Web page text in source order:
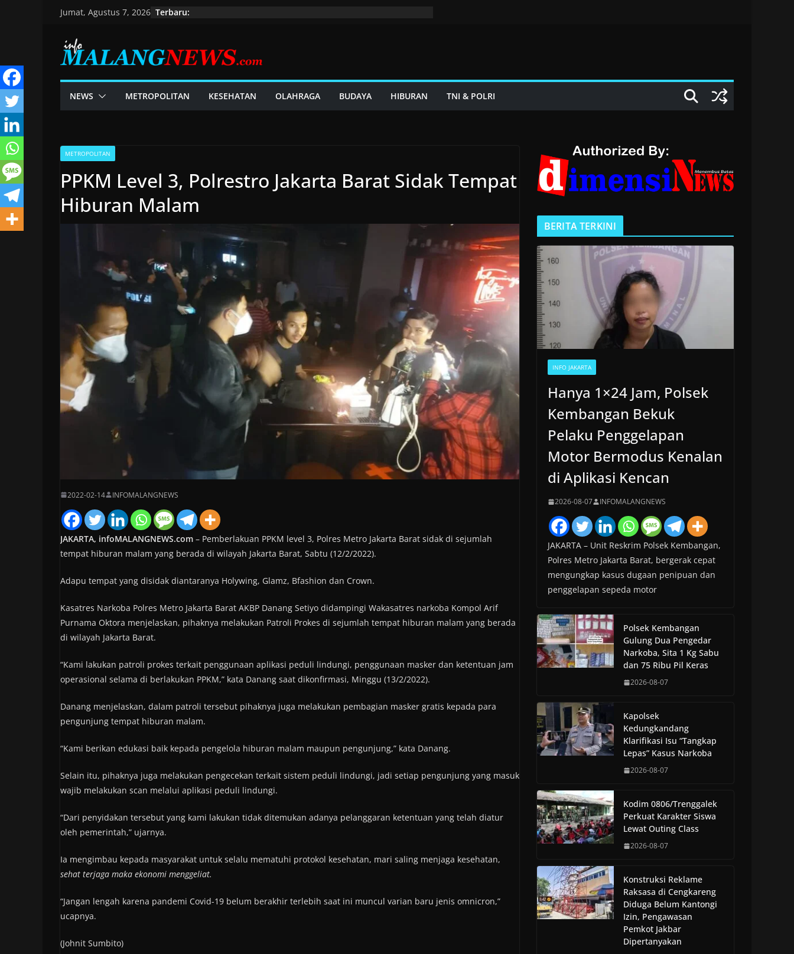
content
Jumat, Agustus 7, 2026 Terbaru:
NEWS METROPOLITAN KESEHATAN OLAHRAGA BUDAYA HIBURAN TNI & POLRI
METROPOLITAN
PPKM Level 3, Polrestro Jakarta Barat Sidak Tempat
Hiburan Malam
2022-02-14 INFOMALANGNEWS
JAKARTA, infoMALANGNEWS.com – Pemberlakuan PPKM level 3, Polres Metro Jakarta Barat sidak di sejumlah
tempat hiburan malam yang berada di wilayah Jakarta Barat, Sabtu (12/2/2022).
Adapu tempat yang disidak diantaranya Holywing, Glamz, Bfashion dan Crown.
Kasatres Narkoba Polres Metro Jakarta Barat AKBP Danang Setiyo didampingi Wakasatres narkoba Kompol Arif
Purnama Oktora menjelaskan, pihaknya melakukan Patroli Prokes di sejumlah tempat hiburan malam yang berada
di wilayah Jakarta Barat.
“Kami lakukan patroli prokes terkait penggunaan aplikasi peduli lindungi, penggunaan masker dan ketentuan jam
operasional selama di berlakukan PPKM,” kata Danang saat dikonfirmasi, Minggu (13/2/2022).
Danang menjelaskan, dalam patroli tersebut pihaknya juga melakukan pembagian masker gratis kepada para
pengunjung tempat hiburan malam.
“Kami berikan edukasi baik kepada pengelola hiburan malam maupun pengunjung,” kata Danang.
Selain itu, pihaknya juga melakukan pengecekan terkait sistem peduli lindungi, jadi setiap pengunjung yang masuk
wajib melakukan scan melalui aplikasi peduli lindungi.
“Dari penyidakan tersebut yang kami lakukan tidak ditemukan adanya pelanggaran ketentuan yang telah diatur
oleh pemerintah,” ujarnya.
Ia mengimbau kepada masyarakat untuk selalu mematuhi protokol kesehatan, mari saling menjaga kesehatan,
sehat terjaga maka ekonomi menggeliat.
“Jangan lengah karena pandemi Covid-19 belum berakhir terlebih saat ini muncul varian baru jenis omnicron,”
ucapnya.
(Johnit Sumbito)
BERITA TERKINI
INFO JAKARTA
Hanya 1×24 Jam, Polsek
Kembangan Bekuk
Pelaku Penggelapan
Motor Bermodus Kenalan
di Aplikasi Kencan
2026-08-07 INFOMALANGNEWS
JAKARTA – Unit Reskrim Polsek Kembangan,
Polres Metro Jakarta Barat, bergerak cepat
mengungkap kasus dugaan penipuan dan
penggelapan sepeda motor
Polsek Kembangan
Gulung Dua Pengedar
Narkoba, Sita 1 Kg Sabu
dan 75 Ribu Pil Keras
2026-08-07
Kapolsek
Kedungkandang
Klarifikasi Isu “Tangkap
Lepas” Kasus Narkoba
2026-08-07
Kodim 0806/Trenggalek
Perkuat Karakter Siswa
Lewat Outing Class
2026-08-07
Konstruksi Reklame
Raksasa di Cengkareng
Diduga Belum Kantongi
Izin, Pengawasan
Pemkot Jakbar
Dipertanyakan